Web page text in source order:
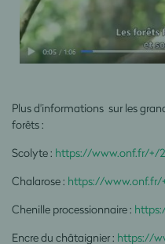
Plus d'informations sur les
forêts :
Scolyte : https://www.onf.fr/+/
Chalarose : https://www.onf.fr/
Chenille processionnaire :
Encre du châtaignier : https://